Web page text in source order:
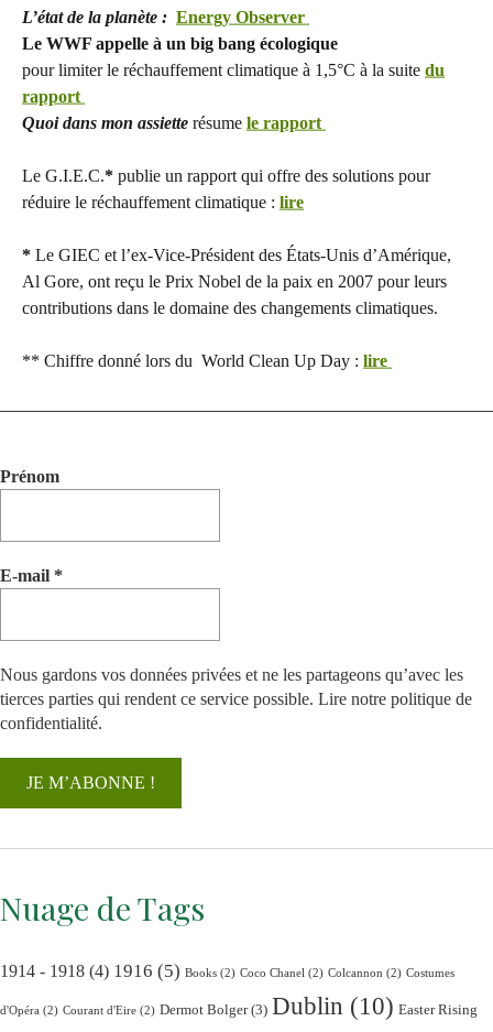
L’état de la planète : Energy Observer
Le WWF appelle à un big bang écologique
pour limiter le réchauffement climatique à 1,5°C à la suite du
rapport
Quoi dans mon assiette résume le rapport
Le G.I.E.C.* publie un rapport qui offre des solutions pour
réduire le réchauffement climatique : lire
* Le GIEC et l’ex-Vice-Président des États-Unis d’Amérique,
Al Gore, ont reçu le Prix Nobel de la paix en 2007 pour leurs
contributions dans le domaine des changements climatiques.
** Chiffre donné lors du World Clean Up Day : lire
Prénom
E-mail *
Nous gardons vos données privées et ne les partageons qu’avec les
tierces parties qui rendent ce service possible. Lire notre politique de
confidentialité.
Nuage de Tags
1914 - 1918 (4) 1916 (5) Books (2) Coco Chanel (2) Colcannon (2) Costumes
d'Opéra (2) Courant d'Eire (2) Dermot Bolger(3) Dublin (10) Easter Rising